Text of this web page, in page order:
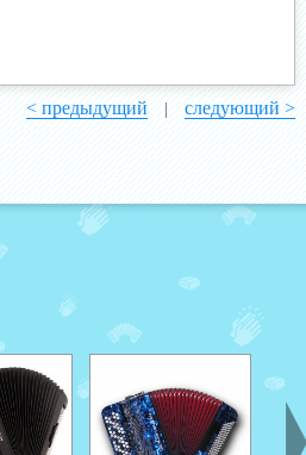
< предыдущий | следующий >